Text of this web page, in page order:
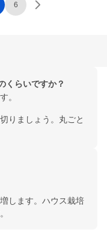
6
くらいですか？
。
りましょう。丸ごと
します。ハウス栽培